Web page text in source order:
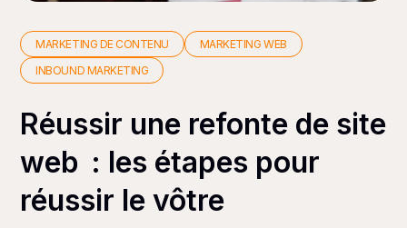
MARKETING DE CONTENU
MARKETING WEB
INBOUND MARKETING
Réussir une refonte de site
web : les étapes pour
réussir le vôtre